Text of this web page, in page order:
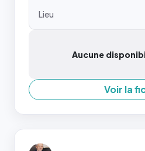
Lieu
Aucune
Voir la